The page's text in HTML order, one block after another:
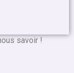
savoir !